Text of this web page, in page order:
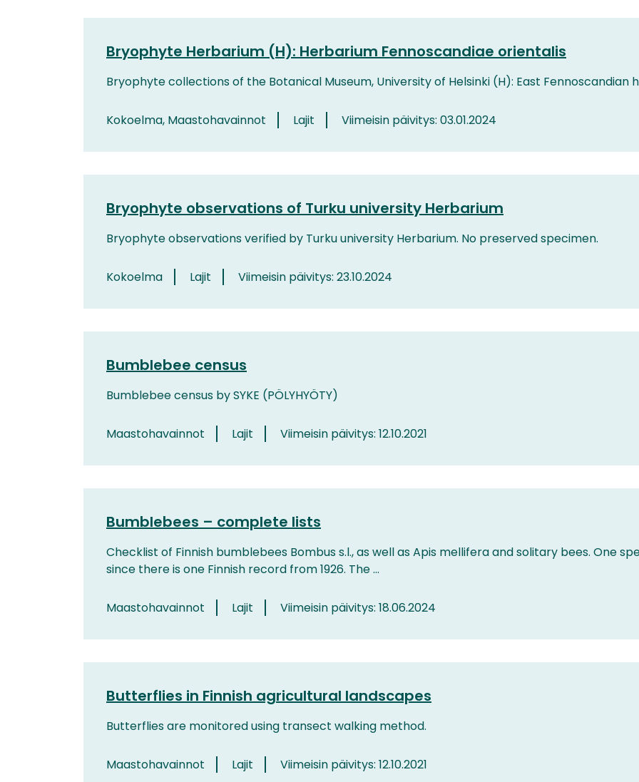
Bryophyte Herbarium (H): Herbarium Fennoscandiae orientalis
Bryophyte collections of the Botanical Museum, University of Helsinki (H): East Fennoscandian
Kokoelma, Maastohavainnot Lajit Viimeisin päivitys: 03.01.2024
Bryophyte observations of Turku university Herbarium
Bryophyte observations verified by Turku university Herbarium. No preserved specimen.
Kokoelma Lajit Viimeisin päivitys: 23.10.2024
Bumblebee census
Bumblebee census by SYKE (PÖLYHYÖTY)
Maastohavainnot Lajit Viimeisin päivitys: 12.10.2021
Bumblebees – complete lists
Checklist of Finnish bumblebees Bombus s.l., as well as Apis mellifera and solitary bees. One
since there is one Finnish record from 1926. The ...
Maastohavainnot Lajit Viimeisin päivitys: 18.06.2024
Butterflies in Finnish agricultural landscapes
Butterflies are monitored using transect walking method.
Maastohavainnot Lajit Viimeisin päivitys: 12.10.2021